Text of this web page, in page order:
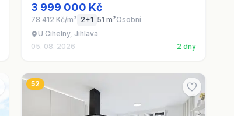
3 999 000 Kč
78 412 Kč/m² 2+1 51 m²Osobní
U Cihelny, Jihlava
05. 08. 2026
2 dny
52